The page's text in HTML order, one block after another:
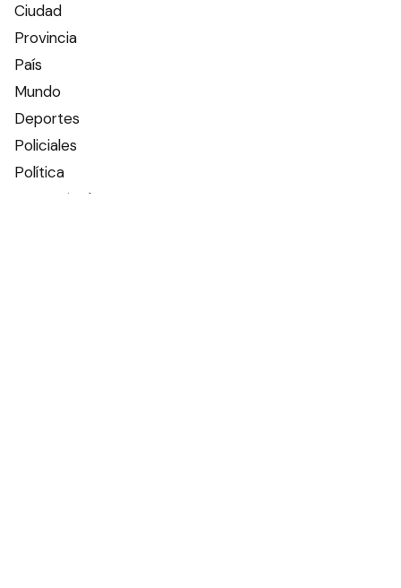
Ciudad
Provincia
País
Mundo
Deportes
Policiales
Política
Espectáculos